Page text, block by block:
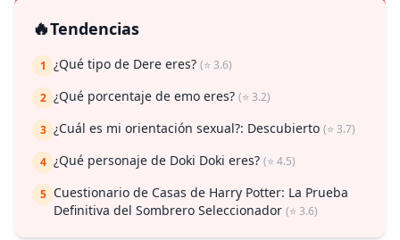
🔥Tendencias
1 ¿Qué tipo de Dere eres? (⭐ 3.6)
2 ¿Qué porcentaje de emo eres? (⭐ 3.2)
3 ¿Cuál es mi orientación sexual?: Descubierto (⭐ 3.7)
4 ¿Qué personaje de Doki Doki eres? (⭐ 4.5)
5 Cuestionario de Casas de Harry Potter: La Prueba
Definitiva del Sombrero Seleccionador (⭐ 3.6)